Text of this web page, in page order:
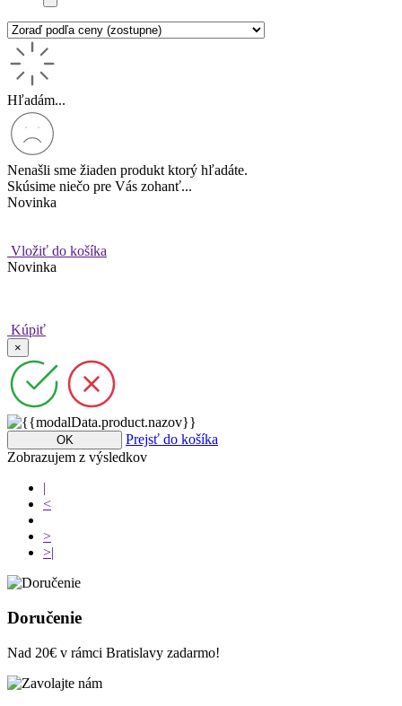
Hľadám...
Nenašli sme žiaden produkt ktorý hľadáte.
Skúsime niečo pre Vás zohanť...
Novinka
Vložiť do košíka
Novinka
Kúpiť
×
OK
Prejsť do košíka
Zobrazujem z výsledkov
|
<
>
>|
Doručenie
Nad 20€ v rámci Bratislavy zadarmo!